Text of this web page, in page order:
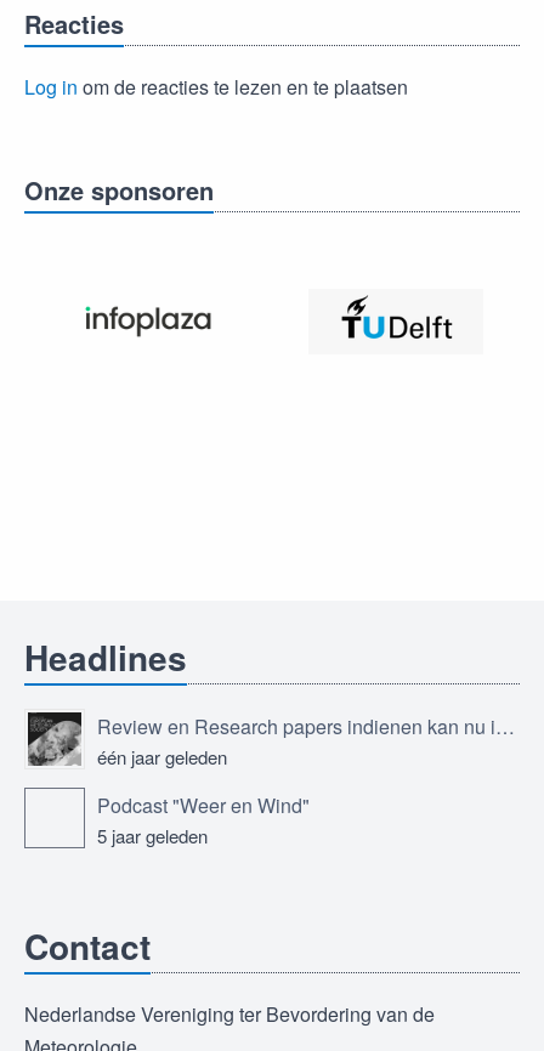
Reacties
Log in om de reacties te lezen en te plaatsen
Onze sponsoren
Headlines
Review en Research papers indienen kan nu in Journal of the European Meteorological Society
één jaar geleden
Podcast "Weer en Wind"
5 jaar geleden
Contact
Nederlandse Vereniging ter Bevordering van de